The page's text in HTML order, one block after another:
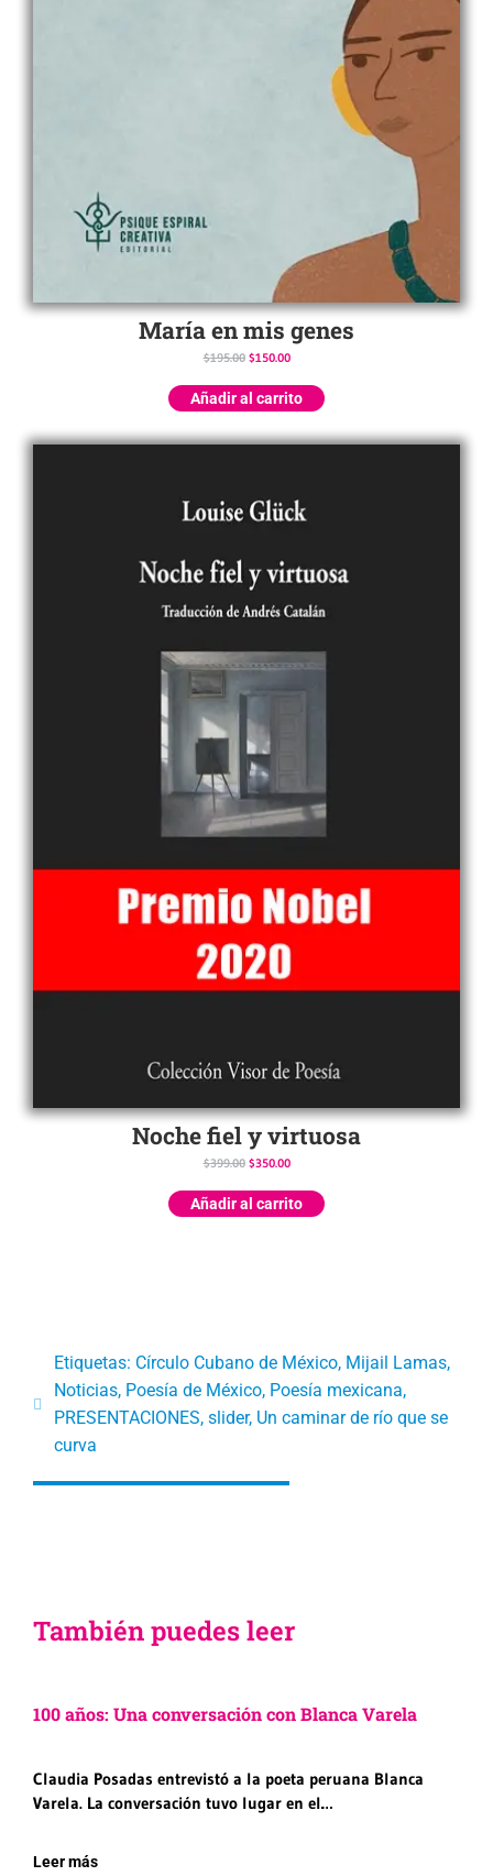
María en mis genes
$195.00 $150.00
Añadir al carrito
Noche fiel y virtuosa
$399.00 $350.00
Añadir al carrito
Etiquetas: Círculo Cubano de México, Mijail Lamas,
Noticias, Poesía de México, Poesía mexicana,
PRESENTACIONES, slider, Un caminar de río que se
curva
También puedes leer
100 años: Una conversación con Blanca Varela
Claudia Posadas entrevistó a la poeta peruana Blanca
Varela. La conversación tuvo lugar en el…
Leer más